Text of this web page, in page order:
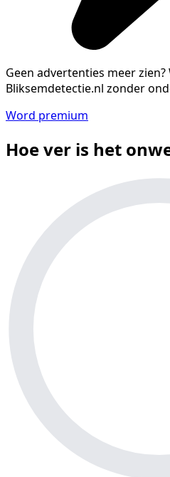
Geen advertenties meer zien?
Bliksemdetectie.nl zonder
Word premium
Hoe ver is het